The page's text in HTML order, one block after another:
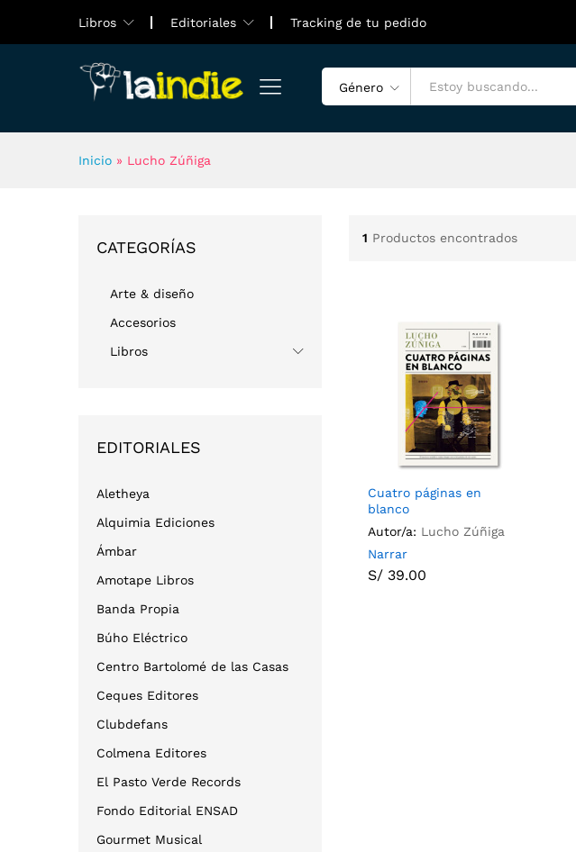
Libros Editoriales Tracking de tu pedido
Género
Inicio » Lucho Zúñiga
1 Productos encontrados
Cuatro páginas en
blanco
Autor/a: Lucho Zúñiga
Narrar
S/ 39.00
S/39.00
CATEGORÍAS
Arte & diseño
Accesorios
Libros
EDITORIALES
Aletheya
Alquimia Ediciones
Ámbar
Amotape Libros
Banda Propia
Búho Eléctrico
Centro Bartolomé de las Casas
Ceques Editores
Clubdefans
Colmena Editores
El Pasto Verde Records
Fondo Editorial ENSAD
Gourmet Musical